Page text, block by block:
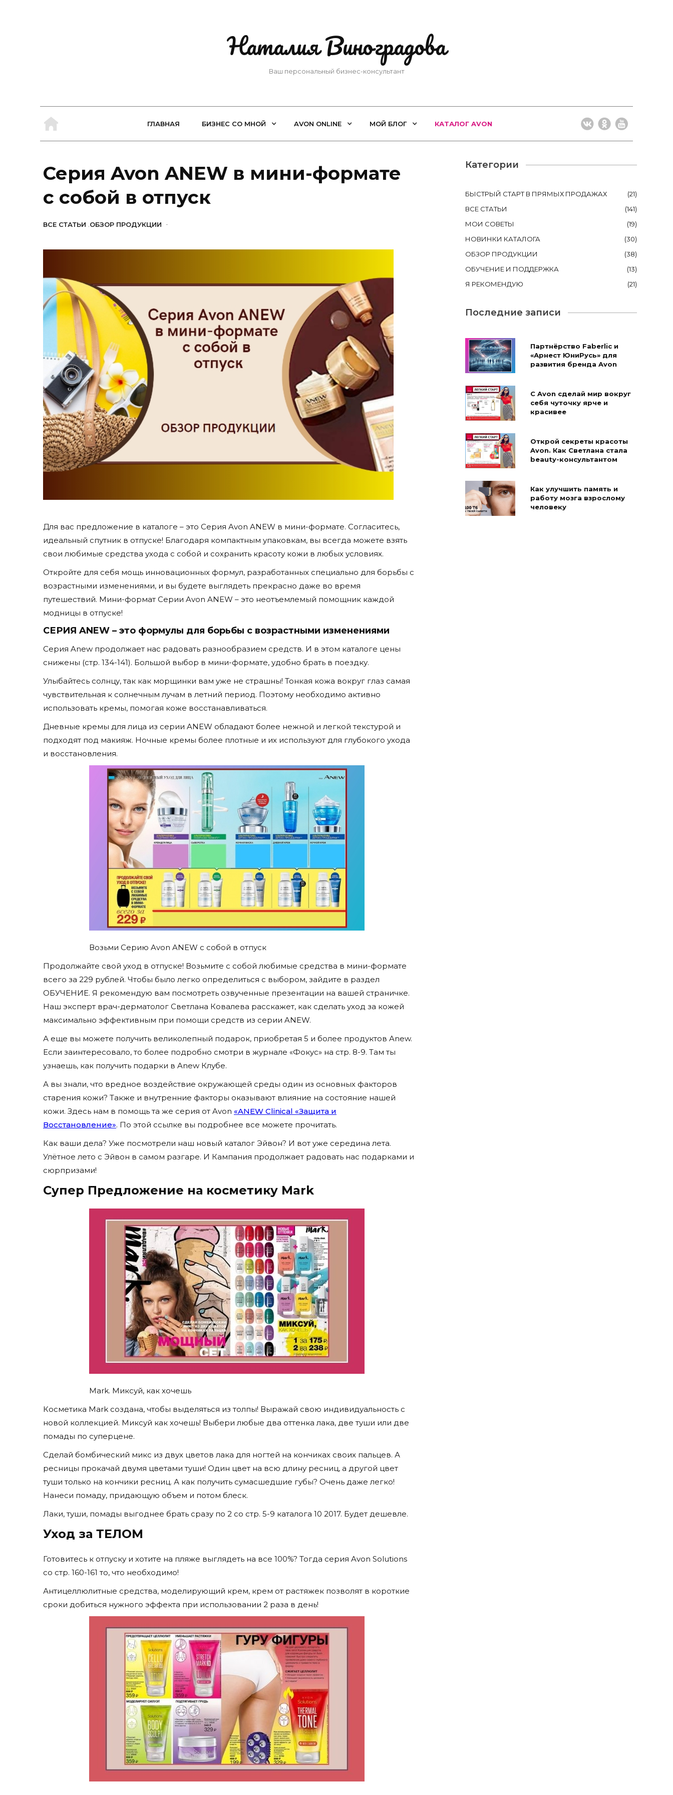
Наталия Виноградова
Ваш персональный бизнес-консультант
ГЛАВНАЯ БИЗНЕС СО МНОЙ AVON ONLINE МОЙ БЛОГ КАТАЛОГ AVON
Серия Avon ANEW в мини-формате
с собой в отпуск
ВСЕ СТАТЬИ ,ОБЗОР ПРОДУКЦИИ -
Для вас предложение в каталоге – это Серия Avon ANEW в мини-формате. Согласитесь,
идеальный спутник в отпуске! Благодаря компактным упаковкам, вы всегда можете взять
свои любимые средства ухода с собой и сохранить красоту кожи в любых условиях.
Откройте для себя мощь инновационных формул, разработанных специально для борьбы с
возрастными изменениями, и вы будете выглядеть прекрасно даже во время
путешествий. Мини-формат Серии Avon ANEW – это неотъемлемый помощник каждой
модницы в отпуске!
СЕРИЯ ANEW – это формулы для борьбы с возрастными изменениями
Серия Anew продолжает нас радовать разнообразием средств. И в этом каталоге цены
снижены (стр. 134-141). Большой выбор в мини-формате, удобно брать в поездку.
Улыбайтесь солнцу, так как морщинки вам уже не страшны! Тонкая кожа вокруг глаз самая
чувствительная к солнечным лучам в летний период. Поэтому необходимо активно
использовать кремы, помогая коже восстанавливаться.
Дневные кремы для лица из серии ANEW обладают более нежной и легкой текстурой и
подходят под макияж. Ночные кремы более плотные и их используют для глубокого ухода
и восстановления.
Возьми Серию Avon ANEW с собой в отпуск
Продолжайте свой уход в отпуске! Возьмите с собой любимые средства в мини-формате
всего за 229 рублей. Чтобы было легко определиться с выбором, зайдите в раздел
ОБУЧЕНИЕ. Я рекомендую вам посмотреть озвученные презентации на вашей страничке.
Наш эксперт врач-дерматолог Светлана Ковалева расскажет, как сделать уход за кожей
максимально эффективным при помощи средств из серии ANEW.
А еще вы можете получить великолепный подарок, приобретая 5 и более продуктов Anew.
Если заинтересовало, то более подробно смотри в журнале «Фокус» на стр. 8-9. Там ты
узнаешь, как получить подарки в Anew Клубе.
А вы знали, что вредное воздействие окружающей среды один из основных факторов
старения кожи? Также и внутренние факторы оказывают влияние на состояние нашей
кожи. Здесь нам в помощь та же серия от Avon «ANEW Clinical «Защита и
Восстановление». По этой ссылке вы подробнее все можете прочитать.
Как ваши дела? Уже посмотрели наш новый каталог Эйвон? И вот уже середина лета.
Улётное лето с Эйвон в самом разгаре. И Кампания продолжает радовать нас подарками и
сюрпризами!
Супер Предложение на косметику Mark
Mark. Миксуй, как хочешь
Косметика Mark создана, чтобы выделяться из толпы! Выражай свою индивидуальность с
новой коллекцией. Миксуй как хочешь! Выбери любые два оттенка лака, две туши или две
помады по суперцене.
Сделай бомбический микс из двух цветов лака для ногтей на кончиках своих пальцев. А
ресницы прокачай двумя цветами туши! Один цвет на всю длину ресниц, а другой цвет
туши только на кончики ресниц. А как получить сумасшедшие губы? Очень даже легко!
Нанеси помаду, придающую объем и потом блеск.
Лаки, туши, помады выгоднее брать сразу по 2 со стр. 5-9 каталога 10 2017. Будет дешевле.
Уход за ТЕЛОМ
Готовитесь к отпуску и хотите на пляже выглядеть на все 100%? Тогда серия Avon Solutions
со стр. 160-161 то, что необходимо!
Антицеллюлитные средства, моделирующий крем, крем от растяжек позволят в короткие
сроки добиться нужного эффекта при использовании 2 раза в день!
Категории
БЫСТРЫЙ СТАРТ В ПРЯМЫХ ПРОДАЖАХ (21)
ВСЕ СТАТЬИ
(141)
МОИ СОВЕТЫ
(19)
НОВИНКИ КАТАЛОГА
(30)
ОБЗОР ПРОДУКЦИИ
(38)
ОБУЧЕНИЕ И ПОДДЕРЖКА
(13)
Я РЕКОМЕНДУЮ
(21)
Последние записи
Партнёрство Faberlic и
«Арнест ЮниРусь» для
развития бренда Avon
С Avon сделай мир вокруг
себя чуточку ярче и
красивее
Открой секреты красоты
Avon. Как Светлана стала
beauty-консультантом
Как улучшить память и
работу мозга взрослому
человеку